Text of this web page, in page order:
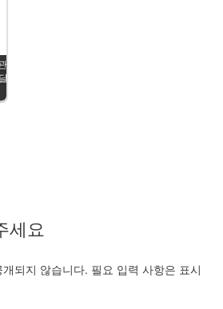
세요
되지 않습니다. 필요 입력 사항은 표시